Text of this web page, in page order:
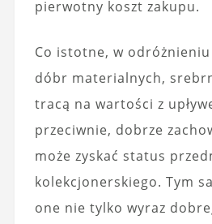
pierwotny koszt zakupu.
Co istotne, w
dóbr materialnych,
tracą na wartości z
przeciwnie, dobrze
może zyskać status
kolekcjonerskiego. Tym
one nie tylko wyraz